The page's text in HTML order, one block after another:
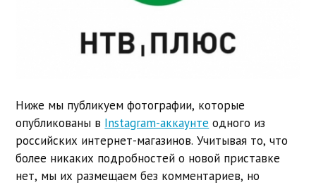
Ниже мы публикуем фотографии, которые
опубликованы в Instagram-аккаунте одного из
российских интернет-магазинов. Учитывая то, что
более никаких подробностей о новой приставке
нет, мы их размещаем без комментариев, но